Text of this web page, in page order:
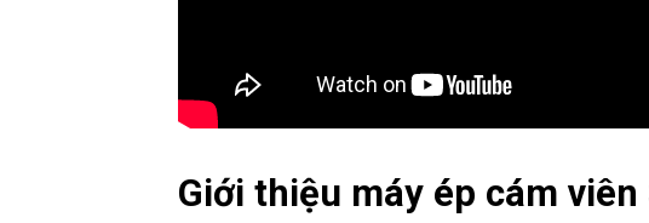
Giới thiệu máy ép cám